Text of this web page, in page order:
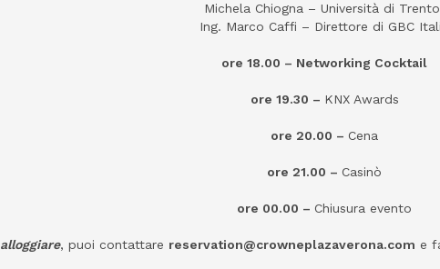
Michela Chiogna – Università di Trento
Ing. Marco Caffi – Direttore di GBC
ore 18.00 – Networking Cocktail
ore 19.30 – KNX Awards
ore 20.00 – Cena
ore 21.00 – Casinò
ore 00.00 – Chiusura evento
alloggiare, puoi contattare reservation@crowneplazaverona.com e